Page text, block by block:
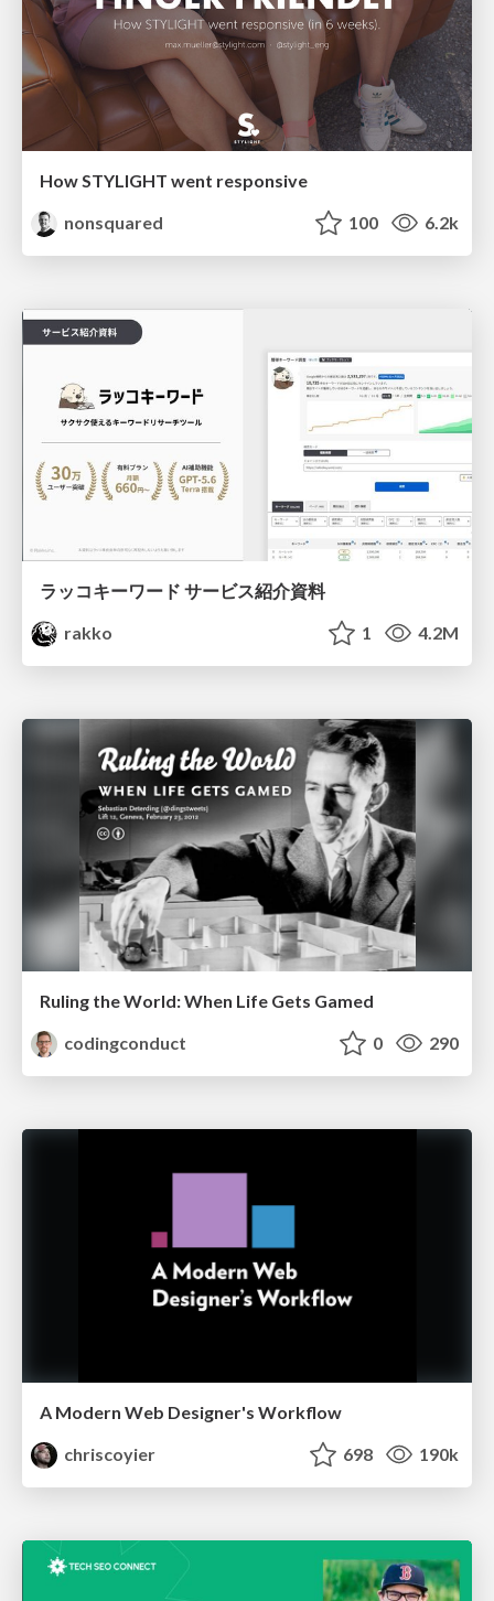
How STYLIGHT went responsive
nonsquared
100 6.2k
ラッコキーワード サービス紹介資料
rakko
1 4.2M
Ruling the World: When Life Gets Gamed
codingconduct
0 290
A Modern Web Designer's Workflow
chriscoyier
698 190k